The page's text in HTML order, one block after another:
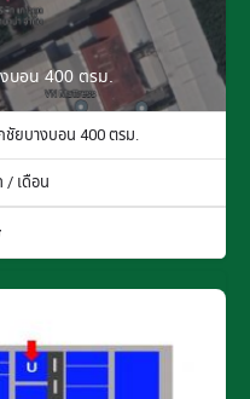
งบอน 400 ตรม.
กชัยบางบอน 400 ตรม.
/ เดือน